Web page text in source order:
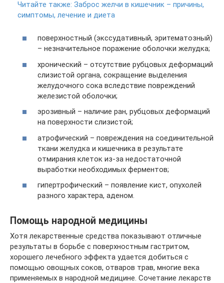
Читайте также: Заброс желчи в кишечник – причины,
симптомы, лечение и диета
поверхностный (экссудативный, эритематозный)
– незначительное поражение оболочки желудка;
хронический – отсутствие рубцовых деформаций
слизистой органа, сокращение выделения
желудочного сока вследствие повреждений
железистой оболочки;
эрозивный – наличие ран, рубцовых деформаций
на поверхности слизистой;
атрофический – повреждения на соединительной
ткани желудка и кишечника в результате
отмирания клеток из-за недостаточной
выработки необходимых ферментов;
гипертрофический – появление кист, опухолей
разного характера, аденом.
Помощь народной медицины
Хотя лекарственные средства показывают отличные
результаты в борьбе с поверхностным гастритом,
хорошего лечебного эффекта удается добиться с
помощью овощных соков, отваров трав, многие века
применяемых в народной медицине. Сочетание лекарств